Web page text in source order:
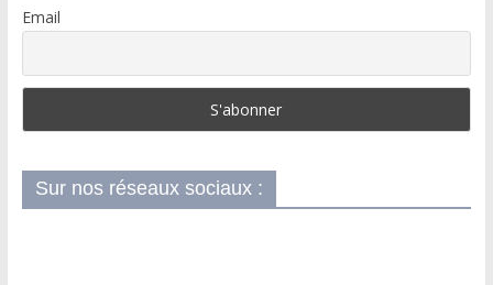
Email
Sur nos réseaux sociaux :